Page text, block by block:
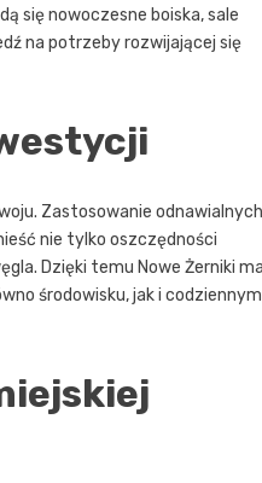
się nowoczesne boiska, sale
na potrzeby rozwijającej się
Zastosowanie odnawialnych
nie tylko oszczędności
Dzięki temu Nowe Żerniki
środowisku, jak i codziennym